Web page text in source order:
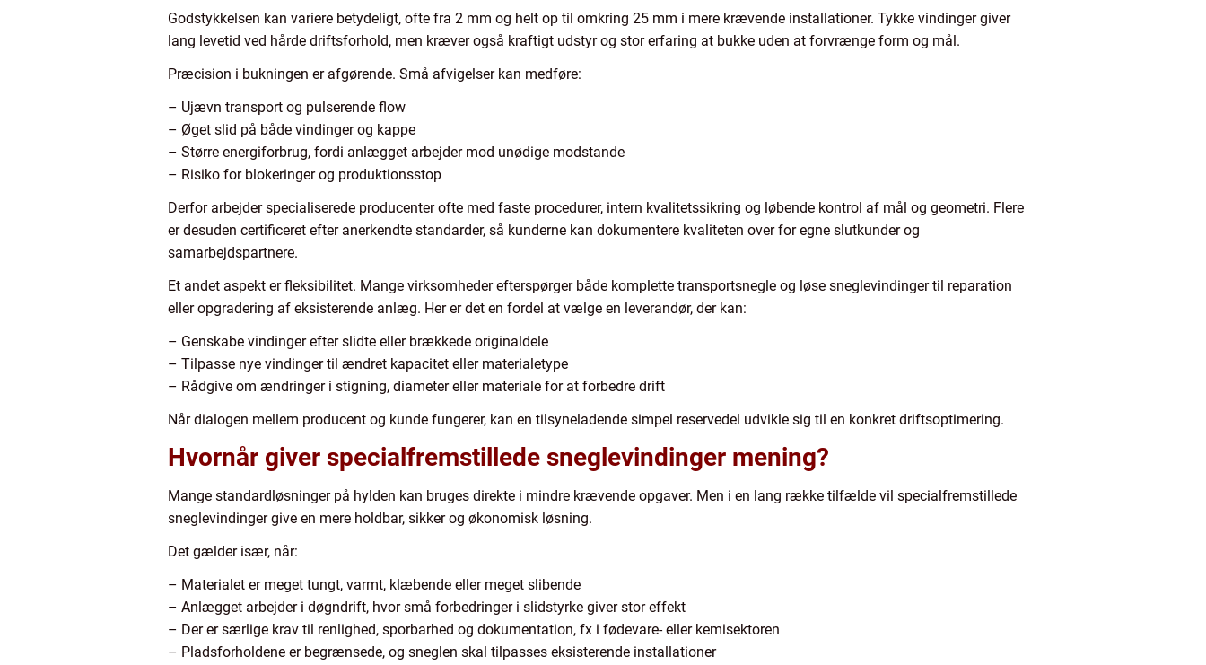
Godstykkelsen kan variere betydeligt, ofte fra 2 mm og helt op til omkring 25 mm i mere krævende installationer. Tykke vindinger giver
lang levetid ved hårde driftsforhold, men kræver også kraftigt udstyr og stor erfaring at bukke uden at forvrænge form og mål.
Præcision i bukningen er afgørende. Små afvigelser kan medføre:
– Ujævn transport og pulserende flow
– Øget slid på både vindinger og kappe
– Større energiforbrug, fordi anlægget arbejder mod unødige modstande
– Risiko for blokeringer og produktionsstop
Derfor arbejder specialiserede producenter ofte med faste procedurer, intern kvalitetssikring og løbende kontrol af mål og geometri. Flere
er desuden certificeret efter anerkendte standarder, så kunderne kan dokumentere kvaliteten over for egne slutkunder og
samarbejdspartnere.
Et andet aspekt er fleksibilitet. Mange virksomheder efterspørger både komplette transportsnegle og løse sneglevindinger til reparation
eller opgradering af eksisterende anlæg. Her er det en fordel at vælge en leverandør, der kan:
– Genskabe vindinger efter slidte eller brækkede originaldele
– Tilpasse nye vindinger til ændret kapacitet eller materialetype
– Rådgive om ændringer i stigning, diameter eller materiale for at forbedre drift
Når dialogen mellem producent og kunde fungerer, kan en tilsyneladende simpel reservedel udvikle sig til en konkret driftsoptimering.
Hvornår giver specialfremstillede sneglevindinger mening?
Mange standardløsninger på hylden kan bruges direkte i mindre krævende opgaver. Men i en lang række tilfælde vil specialfremstillede
sneglevindinger give en mere holdbar, sikker og økonomisk løsning.
Det gælder især, når:
– Materialet er meget tungt, varmt, klæbende eller meget slibende
– Anlægget arbejder i døgndrift, hvor små forbedringer i slidstyrke giver stor effekt
– Der er særlige krav til renlighed, sporbarhed og dokumentation, fx i fødevare- eller kemisektoren
– Pladsforholdene er begrænsede, og sneglen skal tilpasses eksisterende installationer